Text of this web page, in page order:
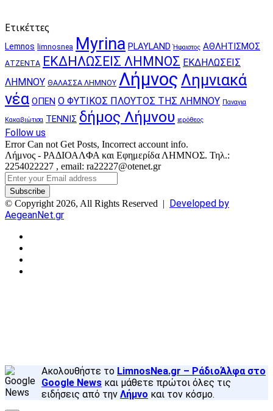
Ετικέττες
Lemnos limnosnea Myrina PLAYLAND Ήφαιστος ΑΘΛΗΤΙΣΜΟΣ
ΑΤΖΕΝΤΑ ΕΚΔΗΛΩΣΕΙΣ ΛΗΜΝΟΣ ΕΚΔΗΛΩΣΕΙΣ
ΛΗΜΝΟΥ ΘΑΛΑΣΣΑ ΛΗΜΝΟΥ Λήμνος Λημνιακά
νέα ΟΠΕΝ Ο ΦΥΤΙΚΟΣ ΠΛΟΥΤΟΣ ΤΗΣ ΛΗΜΝΟΥ Παναγια
Κακαβιώτισα ΤΕΝΝΙΣ δήμος Λήμνου ιερόθεος
Follow us
Error Can not Get Posts, Incorrect account info.
Λήμνος - ΡΑΔΙΟΑΛΦΑ και Εφημερίδα ΛΗΜΝΟΣ. Τηλ.:
2254022227 , email: ra22227@otenet.gr
Enter
your
Email
address
© Copyright 2026, All Rights Reserved | Developed by
AegeanNet.gr
Ακολουθήστε το LimnosNea.gr – ΡάδιοΆλφα στο
Google News και μάθετε πρώτοι όλες τις
ειδήσεις από την Λήμνο και τον κόσμο.